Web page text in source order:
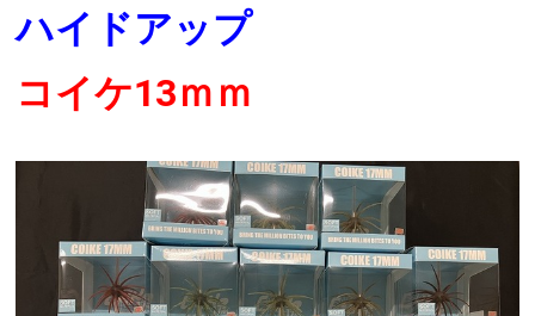
ハイドアップ
コイケ13ｍｍ